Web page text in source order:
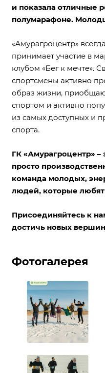
и показала отличные
полумарафоне.
«Амурагроцентр»
принимает участие в
клубом «Бег к мечте».
спортсмены активно
образ жизни,
спортом и активно
из самых доступных и
спорта.
ГК «Амурагроцентр»
просто
команда молодых,
людей, которые
Присоединяйтесь к
достичь новых
Фотогалерея